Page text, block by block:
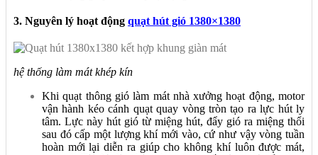
3. Nguyên lý hoạt động quạt hút gió 1380×1380
hệ thống làm mát khép kín
Khi quạt thông gió làm mát nhà xưởng hoạt động, motor
vận hành kéo cánh quạt quay vòng tròn tạo ra lực hút ly
tâm. Lực này hút gió từ miệng hút, đẩy gió ra miệng thổi
sau đó cấp một lượng khí mới vào, cứ như vậy vòng tuần
hoàn mới lại diễn ra giúp cho không khí luôn được mát,